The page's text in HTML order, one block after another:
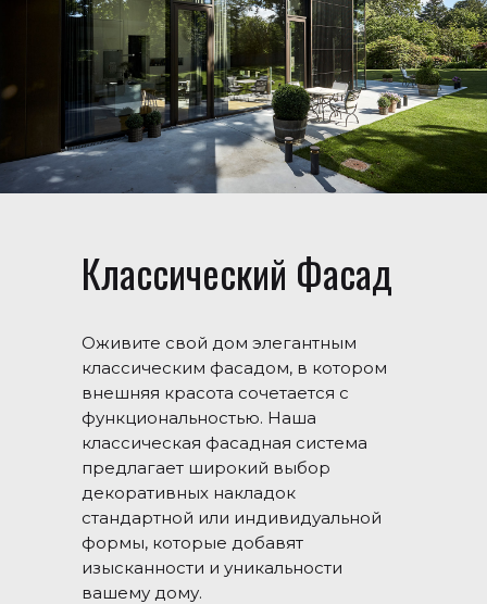
Классический Фасад
Оживите свой дом элегантным
классическим фасадом, в котором
внешняя красота сочетается с
функциональностью. Наша
классическая фасадная система
предлагает широкий выбор
декоративных накладок
стандартной или индивидуальной
формы, которые добавят
изысканности и уникальности
вашему дому.